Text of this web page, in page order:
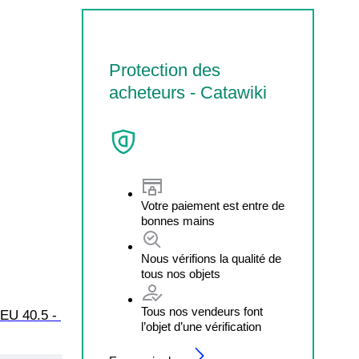
Protection des
acheteurs - Catawiki
Votre paiement est entre de
bonnes mains
Nous vérifions la qualité de
tous nos objets
Tous nos vendeurs font
l’objet d’une vérification
40.5 -